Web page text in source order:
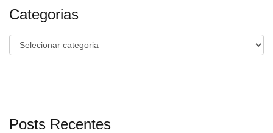
Categorias
Categorias
Posts Recentes